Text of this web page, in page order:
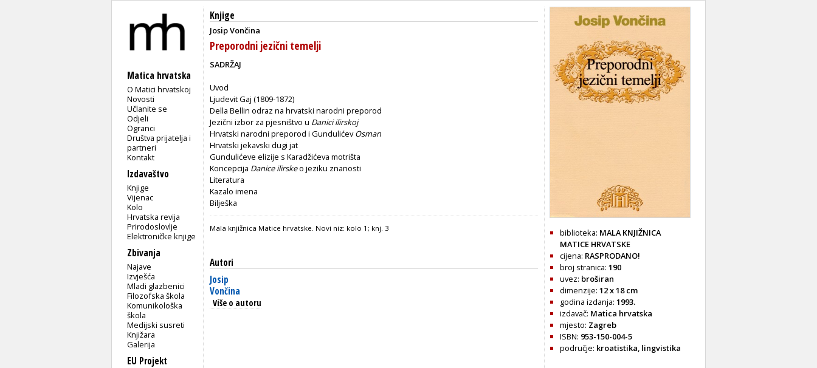
Matica hrvatska
O Matici hrvatskoj
Novosti
Učlanite se
Odjeli
Ogranci
Društva prijatelja i
partneri
Kontakt
Izdavaštvo
Knjige
Vijenac
Kolo
Hrvatska revija
Prirodoslovlje
Elektroničke knjige
Zbivanja
Najave
Izvješća
Mladi glazbenici
Filozofska škola
Komunikološka
škola
Medijski susreti
Knjižara
Galerija
EU Projekt
Knjige
Josip Vončina
Preporodni jezični temelji
SADRŽAJ
Uvod
Ljudevit Gaj (1809-1872)
Della Bellin odraz na hrvatski narodni preporod
Jezični izbor za pjesništvo u Danici ilirskoj
Hrvatski narodni preporod i GundulićevOsman
Hrvatski jekavski dugi jat
Gundulićeve elizije s Karadžićeva motrišta
Koncepcija Danice ilirskeo jeziku znanosti
Literatura
Kazalo imena
Bilješka
Mala knjižnica Matice hrvatske. Novi niz: kolo 1; knj. 3
Autori
Josip
Vončina
Više o autoru
biblioteka: MALA KNJIŽNICA
MATICE HRVATSKE
cijena: RASPRODANO!
broj stranica: 190
uvez: broširan
dimenzije: 12 x 18 cm
godina izdanja: 1993.
izdavač: Matica hrvatska
mjesto: Zagreb
ISBN: 953-150-004-5
područje: kroatistika, lingvistika